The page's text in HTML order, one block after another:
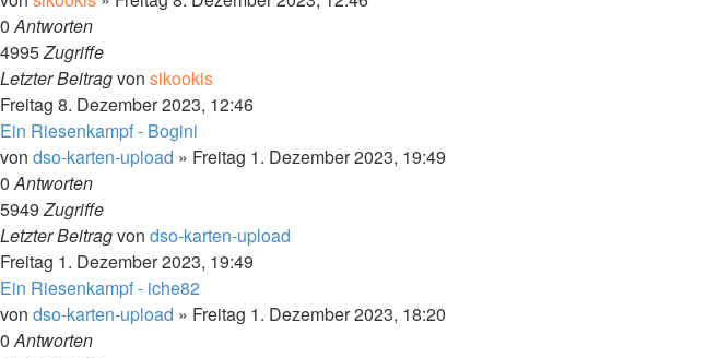
0Antworten
4995Zugriffe
Letzter Beitragvon sikookis
Freitag 8. Dezember 2023, 12:46
Ein Riesenkampf - Bogini
von dso-karten-upload » Freitag 1. Dezember 2023, 19:49
0Antworten
5949Zugriffe
Letzter Beitragvon dso-karten-upload
Freitag 1. Dezember 2023, 19:49
Ein Riesenkampf - iche82
von dso-karten-upload » Freitag 1. Dezember 2023, 18:20
0Antworten